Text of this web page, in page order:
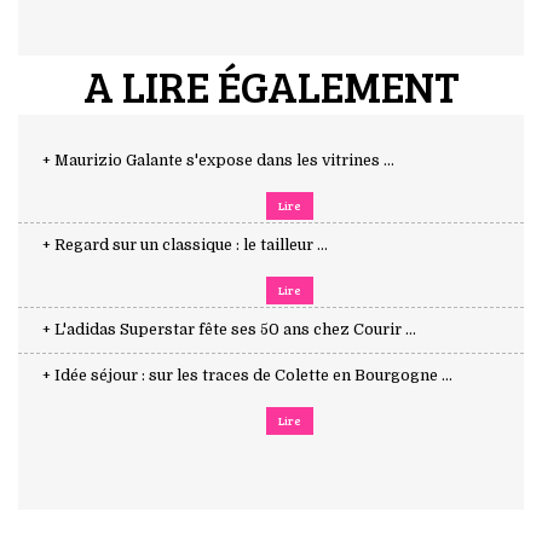
A LIRE ÉGALEMENT
+ Maurizio Galante s'expose dans les vitrines ...
Lire
+ Regard sur un classique : le tailleur ...
Lire
+ L'adidas Superstar fête ses 50 ans chez Courir ...
+ Idée séjour : sur les traces de Colette en Bourgogne ...
Lire